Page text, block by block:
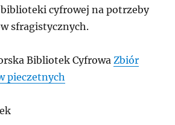
cyfrowej na potrzeby
sfragistycznych.
Bibliotek CyfrowaZbiór
pieczetnych